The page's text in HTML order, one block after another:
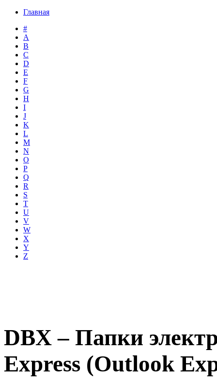
Главная
#
A
B
C
D
E
F
G
H
I
J
K
L
M
N
O
P
Q
R
S
T
U
V
W
X
Y
Z
DBX – Папки
Express (Outlook